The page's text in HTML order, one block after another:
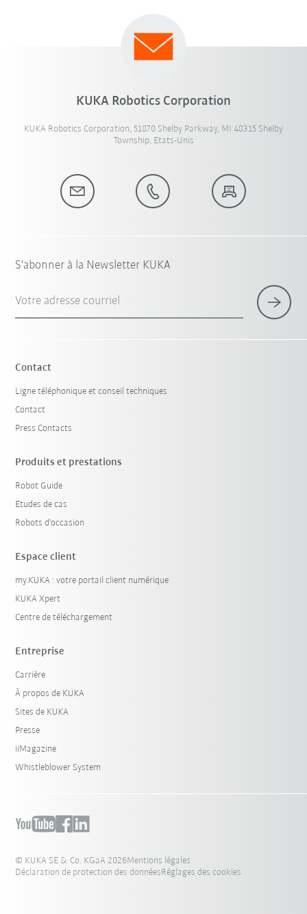
KUKA Robotics Corporation
KUKA Robotics Corporation, 51870 Shelby Parkway, MI 48315 Shelby
Township, Etats-Unis
S'abonner à la Newsletter KUKA
Votre adresse courriel
Contact
Ligne téléphonique et conseil techniques
Contact
Press Contacts
Produits et prestations
Robot Guide
Etudes de cas
Robots d'occasion
Espace client
my.KUKA : votre portail client numérique
KUKA Xpert
Centre de téléchargement
Entreprise
Carrière
À propos de KUKA
Sites de KUKA
Presse
iiMagazine
Whistleblower System
© KUKA SE & Co. KGaA 2026Mentions légales
Déclaration de protection des donnéesRéglages des cookies